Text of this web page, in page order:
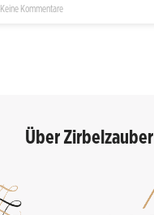
Keine Kommentare
Über Zirbelzauber